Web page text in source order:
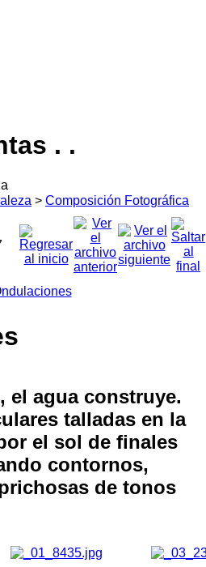
. .
> Composición Fotográfica
el agua construye.
talladas en la
el sol de finales
contornos,
de tonos